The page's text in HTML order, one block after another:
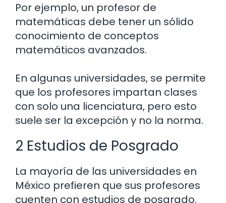
Por ejemplo, un profesor de
matemáticas debe tener un sólido
conocimiento de conceptos
matemáticos avanzados.
En algunas universidades, se permite
que los profesores impartan clases
con solo una licenciatura, pero esto
suele ser la excepción y no la norma.
2 Estudios de Posgrado
La mayoría de las universidades en
México prefieren que sus profesores
cuenten con estudios de posgrado.